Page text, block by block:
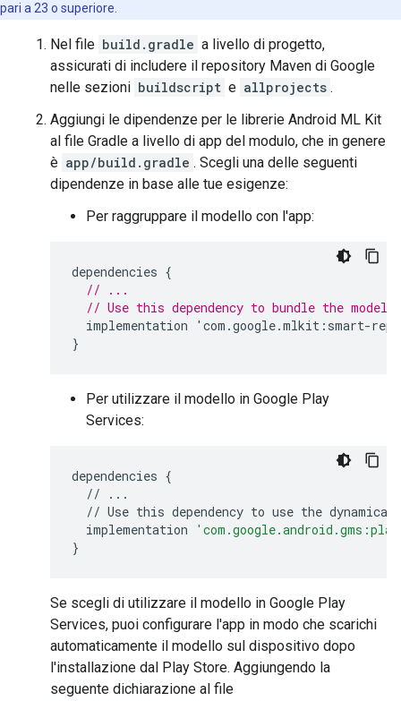
pari a 23 o superiore.
Nel file build.gradle a livello di progetto,
assicurati di includere il repository Maven di Google
nelle sezioni buildscript e allprojects .
Aggiungi le dipendenze per le librerie Android ML Kit
al file Gradle a livello di app del modulo, che in genere
è app/build.gradle . Scegli una delle seguenti
dipendenze in base alle tue esigenze:
Per raggruppare il modello con l'app:
dependencies {
// ...
// Use this dependency to bundle the model
implementation
' com .google.mlkit : smart-
}
Per utilizzare il modello in Google Play
Services:
dependencies {
//
...
// Use this dependency to use the
implementation
}
Se scegli di utilizzare il modello in Google Play
Services, puoi configurare l'app in modo che scarichi
automaticamente il modello sul dispositivo dopo
l'installazione dal Play Store. Aggiungendo la
seguente dichiarazione al file